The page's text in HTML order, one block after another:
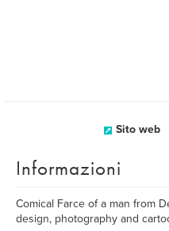
Sito web
Informazioni
Comical Farce of a man from
design, photography and